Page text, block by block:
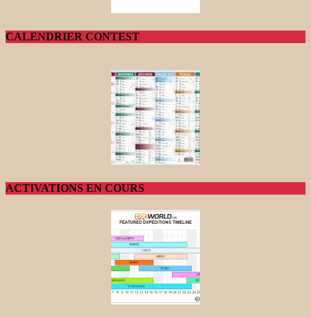
CALENDRIER CONTEST
ACTIVATIONS EN COURS